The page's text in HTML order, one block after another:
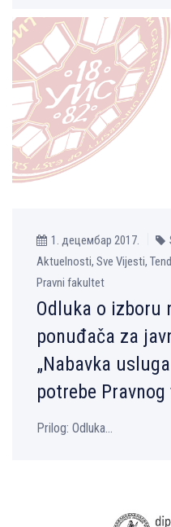
1. децембар 2017.
Aktuelnosti, Sve Vijesti,
Pravni fakultet
Odluka o izboru
ponuđača za
„Nabavka
potrebe
Prilog: Оdluka...